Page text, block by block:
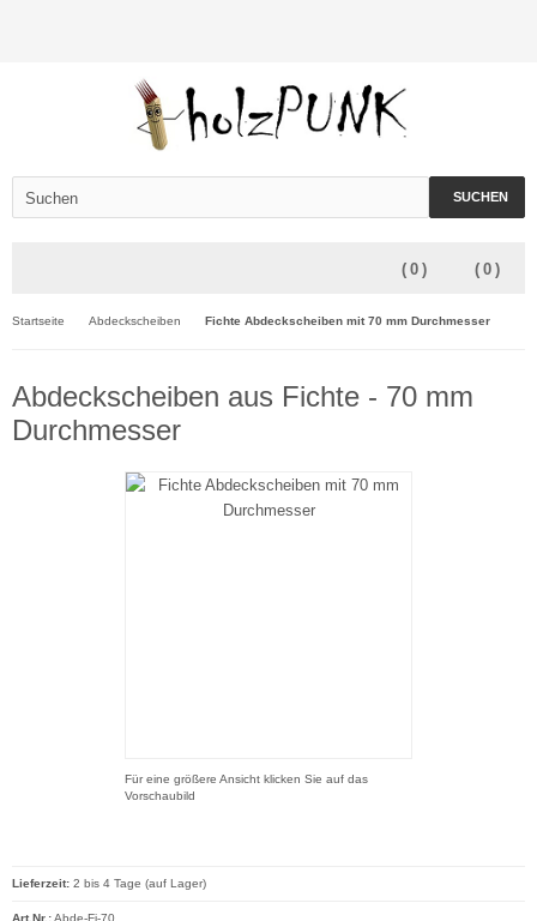
SUCHEN
( 0 )
( 0 )
Startseite Abdeckscheiben Fichte Abdeckscheiben mit 70 mm Durchmesser
Abdeckscheiben aus Fichte - 70 mm
Durchmesser
Für eine größere Ansicht klicken Sie auf das
Vorschaubild
Lieferzeit: 2 bis 4 Tage (auf Lager)
Art.Nr.:Abde-Fi-70